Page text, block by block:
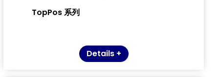
TopPos 系列
Details +